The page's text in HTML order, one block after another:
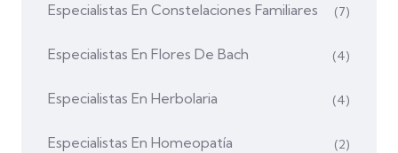
Especialistas En Constelaciones Familiares (7)
Especialistas En Flores De Bach (4)
Especialistas En Herbolaria (4)
Especialistas En Homeopatía (2)